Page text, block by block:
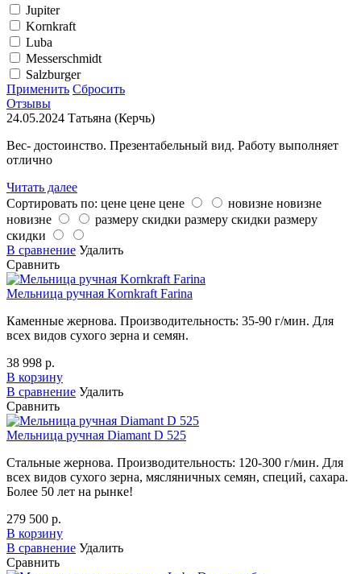
Jupiter
Kornkraft
Luba
Messerschmidt
Salzburger
Применить Сбросить
Отзывы
24.05.2024 Татьяна (Керчь)
Вес- достоинство. Презентабельный вид. Работу выполняет
отлично
Читать далее
Сортировать по: цене цене цене новизне новизне
новизне
размеру скидки размеру скидки размеру
скидки
В сравнение Удалить
Сравнить
Мельница ручная Kornkraft Farina
Каменные жернова. Производительность: 35-90 г/мин. Для
всех видов сухого зерна и семян.
38 998 р.
В корзину
В сравнение Удалить
Сравнить
Мельница ручная Diamant D 525
Стальные жернова. Производительность: 120-300 г/мин. Для
всех видов сухого зерна, мясляничных семян, специй, сахара.
Более 50 лет на рынке!
279 500 р.
В корзину
В сравнение Удалить
Сравнить